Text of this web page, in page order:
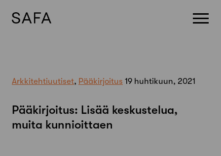
Arkkitehtiuutiset, Pääkirjoitus 19 huhtikuun, 2021
Pääkirjoitus: Lisää keskustelua,
muita kunnioittaen